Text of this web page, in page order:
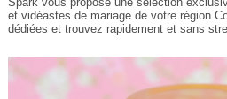
et vidéastes de mariage de votre
dédiées et trouvez rapidement et sans